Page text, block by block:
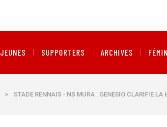
JEUNES SUPPORTERS ARCHIVES
> STADE RENNAIS - NS MURA : GENESIO CLARIFIE LA